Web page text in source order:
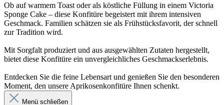
Ob auf warmem Toast oder als köstliche Füllung in einem Victoria
Sponge Cake – diese Konfitüre begeistert mit ihrem intensiven
Geschmack. Familien schätzen sie als Frühstücksfavorit, der schnell
zur Tradition wird.
Mit Sorgfalt produziert und aus ausgewählten Zutaten hergestellt,
bietet diese Konfitüre ein unvergleichliches Geschmackserlebnis.
Entdecken Sie die feine Lebensart und genießen Sie den besonderen
Moment, den unsere Aprikosenkonfitüre Ihnen schenkt.
Menü schließen